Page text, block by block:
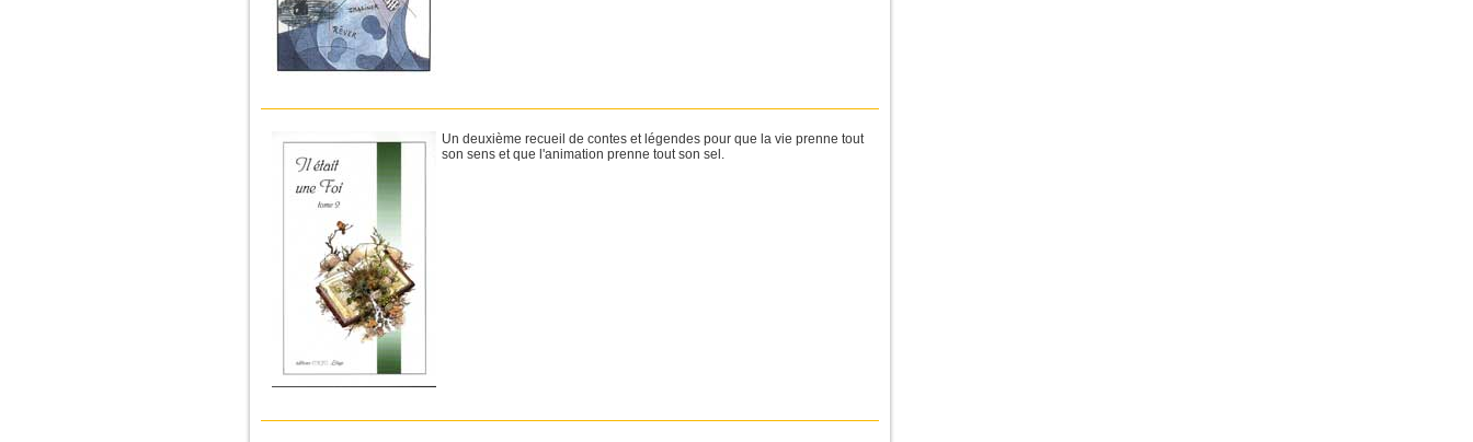
Un deuxième recueil de contes et légendes pour que la vie prenne tout
son sens et que l'animation prenne tout son sel.